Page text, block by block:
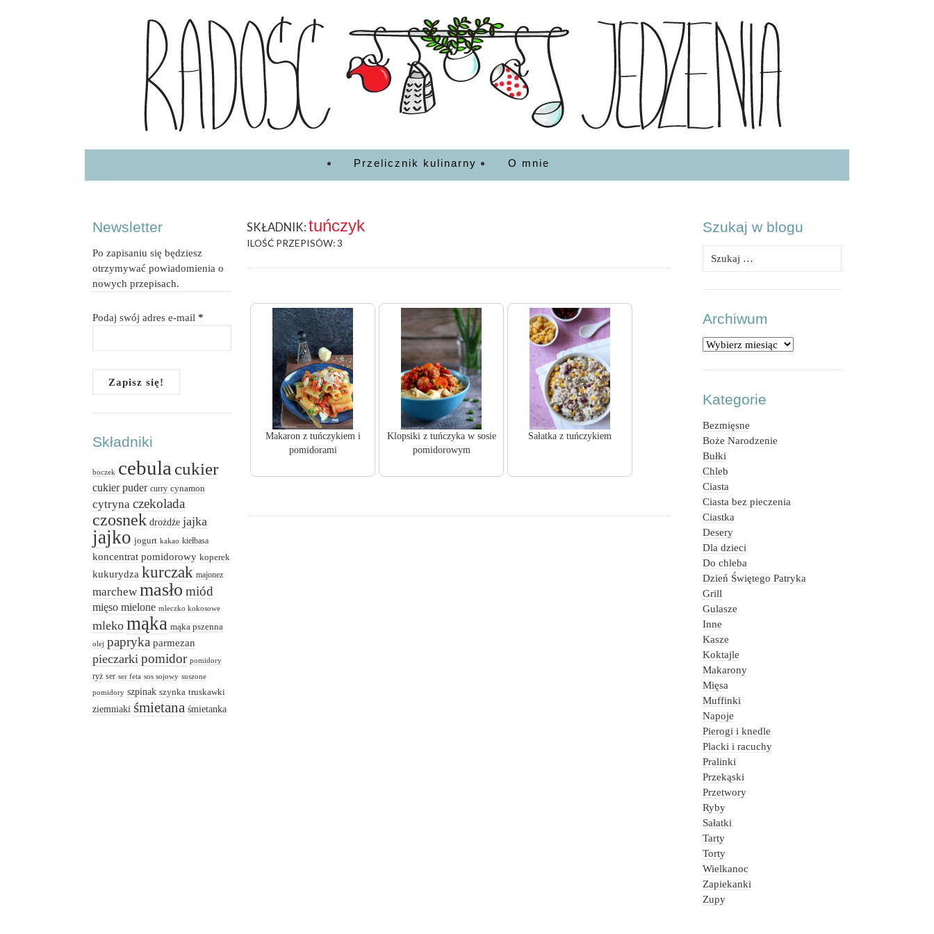
RADOSCJEDZENIA.COM
Przelicznik kulinarny O mnie
Newsletter
Po zapisaniu się będziesz
otrzymywać powiadomienia o
nowych przepisach.
Podaj swój adres e-mail*
Składniki
boczek cebula cukier
cukier puder curry cynamon
cytryna czekolada
czosnek drożdże jajka
jajko jogurt kakao kiełbasa
koncentrat pomidorowy koperek
kukurydza kurczak majonez
marchew masło miód
mięso mielone mleczko kokosowe
mleko mąka mąka pszenna
olej papryka parmezan
pieczarki pomidor pomidory
ryż ser ser feta sos sojowy suszone
pomidory szpinak szynka truskawki
ziemniaki śmietana śmietanka
SKŁADNIK:tuńczyk
ILOŚĆ PRZEPISÓW: 3
Makaron z tuńczykiem i
pomidorami
Klopsiki z tuńczyka w sosie
pomidorowym
Sałatka z tuńczykiem
Szukaj w blogu
Archiwum
Archiwum
Kategorie
Bezmięsne
Boże Narodzenie
Bułki
Chleb
Ciasta
Ciasta bez pieczenia
Ciastka
Desery
Dla dzieci
Do chleba
Dzień Świętego Patryka
Grill
Gulasze
Inne
Kasze
Koktajle
Makarony
Mięsa
Muffinki
Napoje
Pierogi i knedle
Placki i racuchy
Pralinki
Przekąski
Przetwory
Ryby
Sałatki
Tarty
Torty
Wielkanoc
Zapiekanki
Zupy